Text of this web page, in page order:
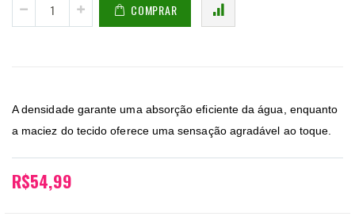
COMPRAR
A densidade garante uma absorção eficiente da água, enquanto
a maciez do tecido oferece uma sensação agradável ao toque.
R$54,99